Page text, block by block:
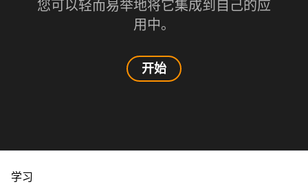
您可以轻而易举地将它集成到自己的应
用中。
开始
学习